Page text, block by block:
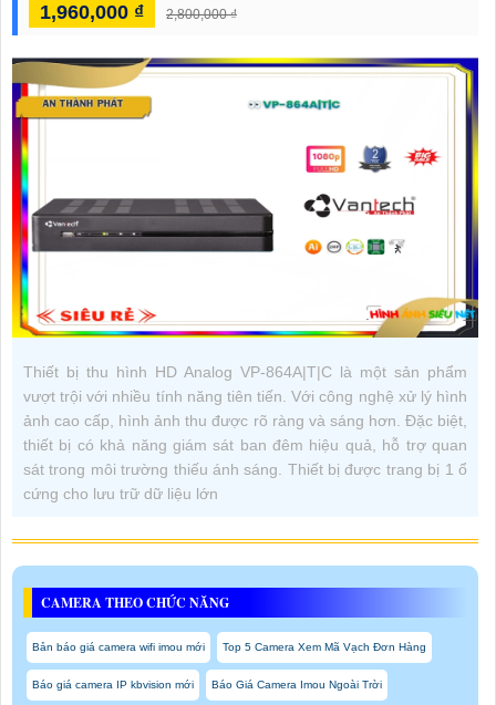
1,960,000 ₫ 2,800,000 ₫
Thiết bị thu hình HD Analog VP-864A|T|C là một sản phẩm
vượt trội với nhiều tính năng tiên tiến. Với công nghệ xử lý hình
ảnh cao cấp, hình ảnh thu được rõ ràng và sáng hơn. Đặc biệt,
thiết bị có khả năng giám sát ban đêm hiệu quả, hỗ trợ quan
sát trong môi trường thiếu ánh sáng. Thiết bị được trang bị 1 ổ
cứng cho lưu trữ dữ liệu lớn
CAMERA THEO CHỨC NĂNG
Bản báo giá camera wifi imou mới Top 5 Camera Xem Mã Vạch Đơn Hàng
Báo giá camera IP kbvision mới Báo Giá Camera Imou Ngoài Trời